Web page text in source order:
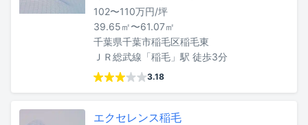
102〜110万円/坪
39.65㎡〜61.07㎡
千葉県千葉市稲毛区稲毛東
ＪＲ総武線「稲毛」駅 徒歩3分
3.18
エクセレンス稲毛